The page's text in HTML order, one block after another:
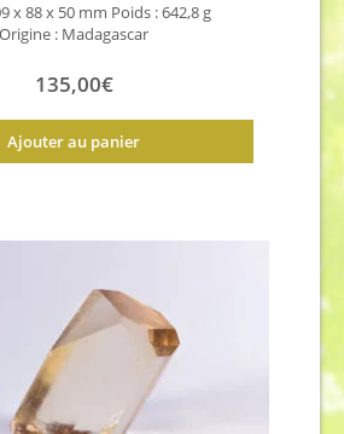
x 88 x 50 mm Poids : 642,8 g
Origine : Madagascar
135,00€
Ajouter au panier